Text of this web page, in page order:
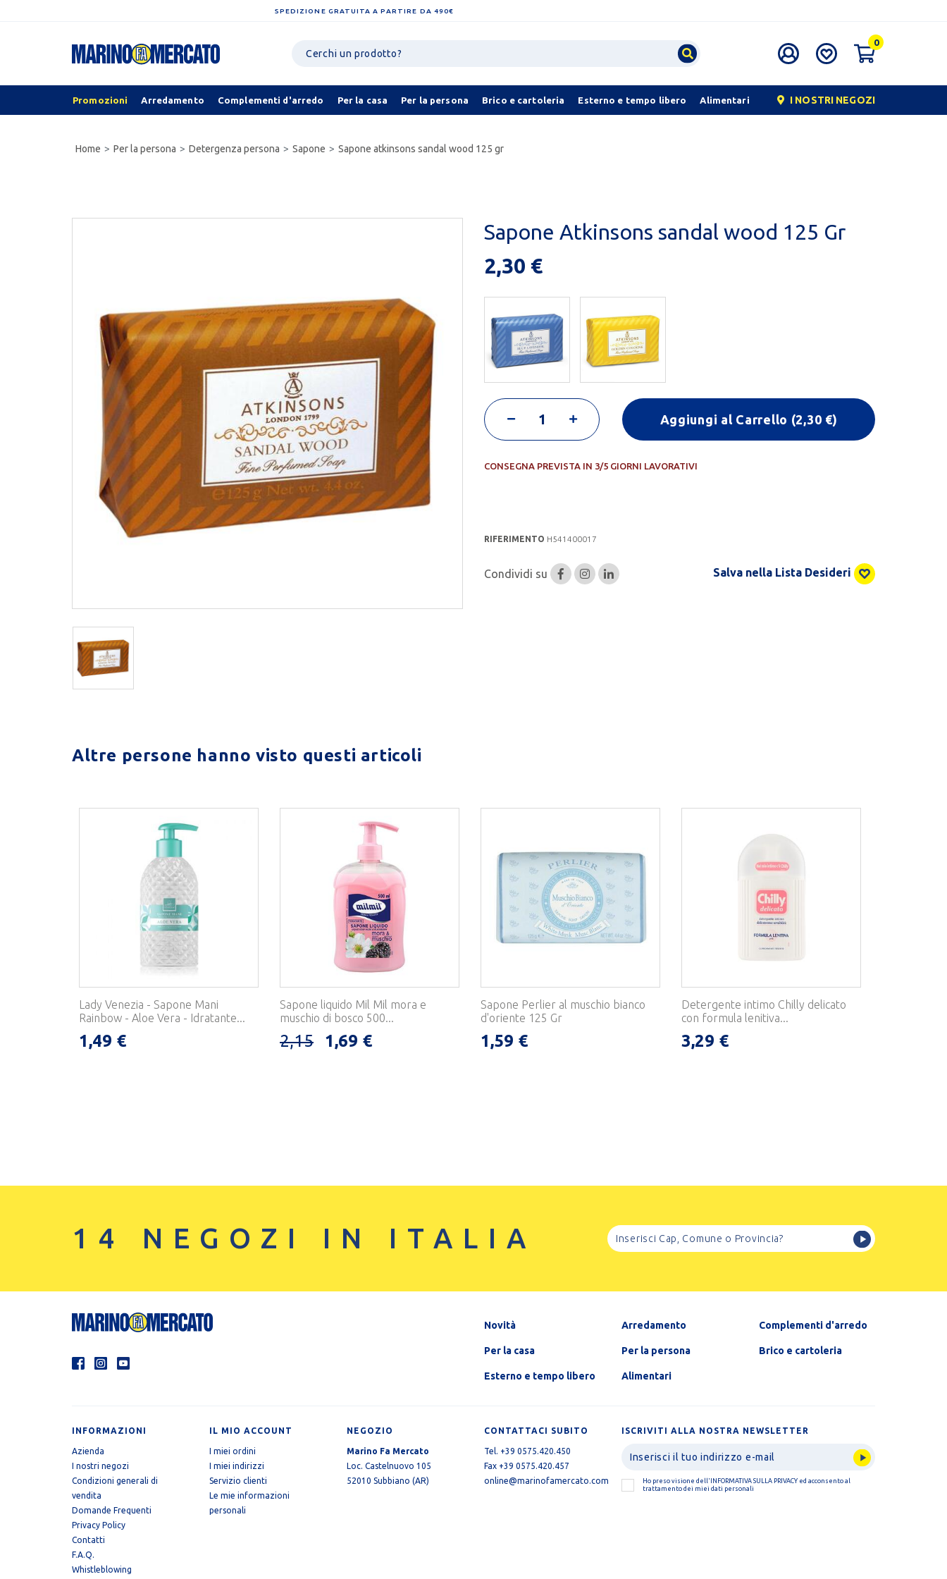
SPEDIZIONE GRATUITA A PARTIRE DA 490€
0
Promozioni Arredamento Complementi d'arredo Per la casa Per la persona Brico e cartoleria Esterno e tempo libero Alimentari I NOSTRI NEGOZI
Home Per la persona Detergenza persona Sapone Sapone atkinsons sandal wood 125 gr
Sapone Atkinsons sandal wood 125 Gr
2,30 €
Aggiungi al Carrello (2,30 €)
CONSEGNA PREVISTA IN 3/5 GIORNI LAVORATIVI
RIFERIMENTO H541400017
Condividi su Salva nella Lista Desideri
Altre persone hanno visto questi articoli
Lady Venezia - Sapone Mani
Rainbow - Aloe Vera - Idratante...
1,49 €
Sapone liquido Mil Mil mora e
muschio di bosco 500...
2,15 1,69 €
Sapone Perlier al muschio bianco
d'oriente 125 Gr
1,59 €
Detergente intimo Chilly delicato
con formula lenitiva...
3,29 €
14 NEGOZI IN ITALIA
Novità Arredamento Complementi d'arredo
Per la casa Per la persona Brico e cartoleria
Esterno e tempo libero Alimentari
INFORMAZIONI
Azienda
I nostri negozi
Condizioni generali di
vendita
Domande Frequenti
Privacy Policy
Contatti
F.A.Q.
Whistleblowing
IL MIO ACCOUNT
I miei ordini
I miei indirizzi
Servizio clienti
Le mie informazioni
personali
NEGOZIO
Marino Fa Mercato
Loc. Castelnuovo 105
52010 Subbiano (AR)
CONTATTACI SUBITO
Tel. +39 0575.420.450
Fax +39 0575.420.457
online@marinofamercato.com
ISCRIVITI ALLA NOSTRA NEWSLETTER
Ho preso visione dell' INFORMATIVA SULLA PRIVACY ed acconsento al
trattamento dei miei dati personali